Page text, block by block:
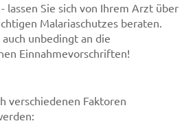
lassen Sie sich von Ihrem Arzt über
Malariaschutzes beraten.
auch unbedingt an die
Einnahmevorschriften!
verschiedenen Faktoren